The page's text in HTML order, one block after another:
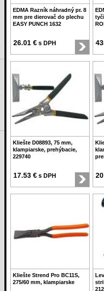
EDMA Razník náhradný pr. 8
mm pre dierovač do plechu
EASY PUNCH 1632
26.01 € s DPH
Kliešte D08893, 75 mm,
klampiarske, prehýbacie,
229740
17.53 € s DPH
Kliešte Strend Pro BC11S,
275/60 mm, klampiarske